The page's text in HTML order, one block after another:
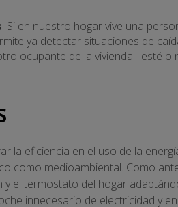
. Si en nuestro hogarvive una
ya detectar situaciones de
ocupante de la vivienda –esté o
la eficiencia en el uso de la
como medioambiental. Como
el termostato del hogar
innecesario de electricidad y